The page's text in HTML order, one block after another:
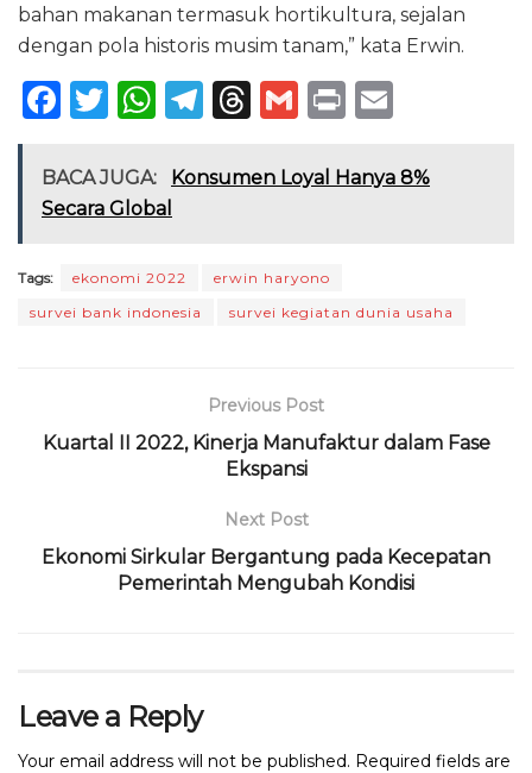
bahan makanan termasuk hortikultura, sejalan
dengan pola historis musim tanam,” kata Erwin.
F
c
e
o
o
T
it
te
W
a
ts
p
p
T
e
m
T
re
s
G
ai
P
n ai
BACA JUGA:
Konsumen Loyal Hanya 8%
Secara Global
Tags: ekonomi 2022
erwin haryono
survei bank indonesia
survei kegiatan dunia usaha
Previous Post
Kuartal II 2022, Kinerja Manufaktur dalam Fase
Ekspansi
Next Post
Ekonomi Sirkular Bergantung pada Kecepatan
Pemerintah Mengubah Kondisi
Leave a Reply
Your email address will not be published. Required fields are